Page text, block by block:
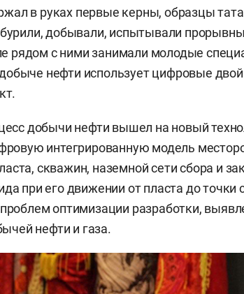
в руках первые керны, образцы
добывали, испытывали
рядом с ними занимали молодые
нефти использует цифровые
добычи нефти вышел на новый
интегрированную модель
скважин, наземной сети сбора и
при его движении от пласта до точки
оптимизации разработки,
нефти и газа.